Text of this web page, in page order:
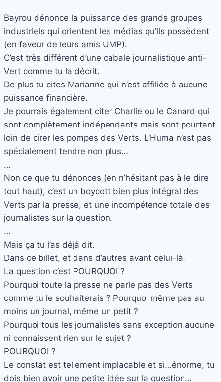
Bayrou dénonce la puissance des grands groupes
industriels qui orientent les médias qu’ils possèdent
(en faveur de leurs amis UMP).
C’est très différent d’une cabale journalistique anti-
Vert comme tu la décrit.
De plus tu cites Marianne qui n’est affiliée à aucune
puissance financière.
Je pourrais également citer Charlie ou le Canard qui
sont complètement indépendants mais sont pourtant
loin de cirer les pompes des Verts. L’Huma n’est pas
spécialement tendre non plus…
…
Non ce que tu dénonces (en n’hésitant pas à le dire
tout haut), c’est un boycott bien plus intégral des
Verts par la presse, et une incompétence totale des
journalistes sur la question.
…
Mais ça tu l’as déjà dit.
Dans ce billet, et dans d’autres avant celui-là.
La question c’est POURQUOI ?
Pourquoi toute la presse ne parle pas des Verts
comme tu le souhaiterais ? Pourquoi même pas au
moins un journal, même un petit ?
Pourquoi tous les journalistes sans exception aucune
ni connaissent rien sur le sujet ?
POURQUOI ?
Le constat est tellement implacable et si…énorme, tu
dois bien avoir une petite idée sur la question…